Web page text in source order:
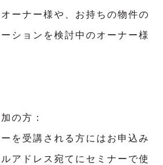
ーナー様や、お持ちの物件の
ションを検討中のオーナー様
の方：
を受講される方にはお申込み
アドレス宛てにセミナーで使